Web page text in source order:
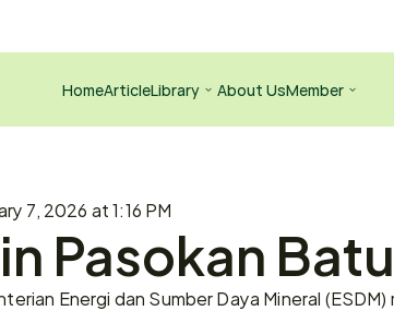
HomeArticleLibrary About UsMember
7, 2026 at 1:16 PM
Pasokan
Energi dan Sumber Daya Mineral